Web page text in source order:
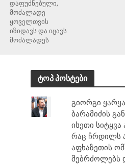
დაფუძნებული,
მოძალადე
ყოველთვის
იზიდავს და იცავს
მოძალადეს
ტოპ პოსტები
გიორგი
ბარამიძის
ისეთი
რაც ჩრდილს
აფხაზეთის
მებრძოლებს